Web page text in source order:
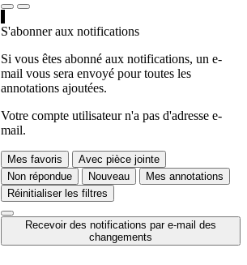
S'abonner aux notifications
Si vous êtes abonné aux notifications, un e-
mail vous sera envoyé pour toutes les
annotations ajoutées.
Votre compte utilisateur n'a pas d'adresse e-
mail.
Mes favoris
Avec pièce jointe
Non répondue
Nouveau
Mes annotations
Réinitialiser les filtres
Recevoir des notifications par e-mail des
changements